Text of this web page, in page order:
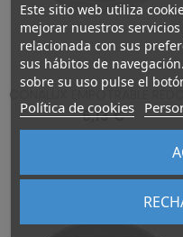
6,13 €
Este sitio web utiliza
mejorar nuestros
relacionada con sus
sus hábitos de
sobre su uso pulse el
Política de cookies